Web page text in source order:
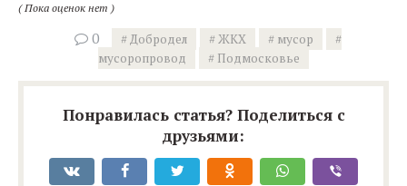
( Пока оценок нет )
0 Добродел ЖКХ
мусор
мусоропровод
Подмосковье
Понравилась статья? Поделиться с
друзьями: